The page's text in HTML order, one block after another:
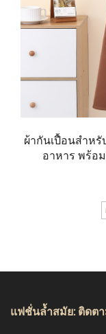
ของคุณปลอดภัย ส
นี้ยังมีตัวเลือกกา
ปักลาย ซึ่งทำให้
การใช้งานจริง
ในบทความนี้ เร
ของเราเป็นตัวเ
ข้อได้เปรียบหลัก
หนาที่ออกแบบมา
ผ้ากันเปื้อนสำห
อาหาร พร้อ
แฟชั่นล้ำสมัย: ติดต